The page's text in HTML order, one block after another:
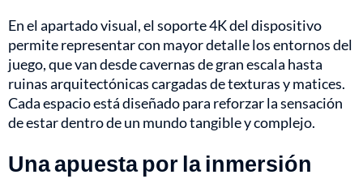
En el apartado visual, el soporte 4K del dispositivo
permite representar con mayor detalle los entornos del
juego, que van desde cavernas de gran escala hasta
ruinas arquitectónicas cargadas de texturas y matices.
Cada espacio está diseñado para reforzar la sensación
de estar dentro de un mundo tangible y complejo.
Una apuesta por la inmersión